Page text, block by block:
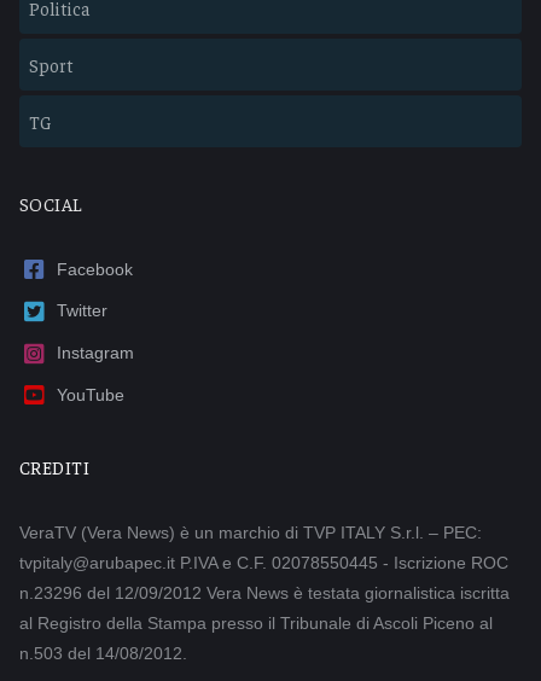
Politica
Sport
TG
SOCIAL
Facebook
Twitter
Instagram
YouTube
CREDITI
VeraTV (Vera News) è un marchio di TVP ITALY S.r.l. – PEC:
tvpitaly@arubapec.it P.IVA e C.F. 02078550445 - Iscrizione ROC
n.23296 del 12/09/2012 Vera News è testata giornalistica iscritta
al Registro della Stampa presso il Tribunale di Ascoli Piceno al
n.503 del 14/08/2012.